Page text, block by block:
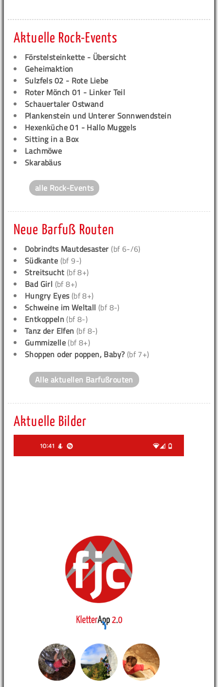
Aktuelle Rock-Events
Förstelsteinkette - Übersicht
Geheimaktion
Sulzfels 02 - Rote Liebe
Roter Mönch 01 - Linker Teil
Schauertaler Ostwand
Plankenstein und Unterer Sonnwendstein
Hexenküche 01 - Hallo Muggels
Sitting in a Box
Lachmöwe
Skarabäus
alle Rock-Events
Neue Barfuß Routen
Dobrindts Mautdesaster (bf 6-/6)
Südkante (bf 9-)
Streitsucht (bf 8+)
Bad Girl (bf 8+)
Hungry Eyes(bf 8+)
Schweine im Weltall (bf 8-)
Entkoppeln (bf 8-)
Tanz der Elfen (bf 8-)
Gummizelle (bf 8+)
Shoppen oder poppen, Baby? (bf 7+)
Alle aktuellen Barfußrouten
Aktuelle Bilder